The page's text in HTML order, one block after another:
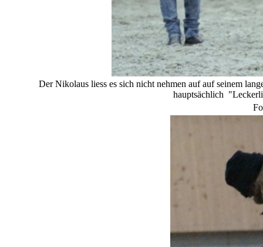
Der Nikolaus liess es sich nicht nehmen auf auf seinem
hauptsächlich